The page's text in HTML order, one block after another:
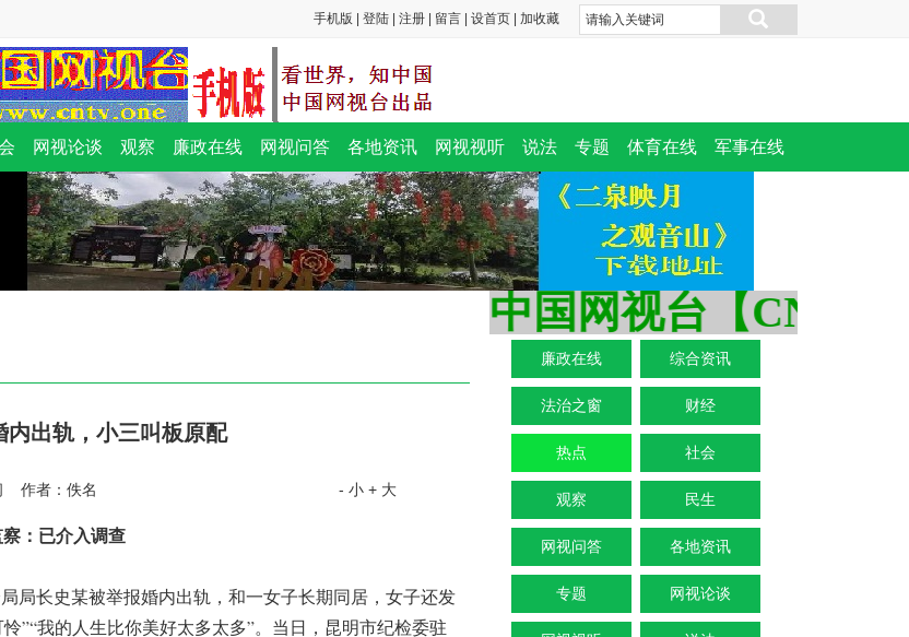
手机版 登陆 注册 留言 设首页 加收藏
网视论谈 观察 廉政在线 网视问答 各地资讯 网视视听 说法 专题 体育在线 军事在线
中国网视台【
内出轨，小三叫板原配
作者：佚名 - 小 + 大
：已介入调查
局长史某被举报婚内出轨，和一女子长期同居，女子还发
”“我的人生比你美好太多太多”。当日，昆明市纪检委驻
廉政在线 综合资讯
法治之窗 财经
热点 社会
观察 民生
网视问答 各地资讯
专题 网视论谈